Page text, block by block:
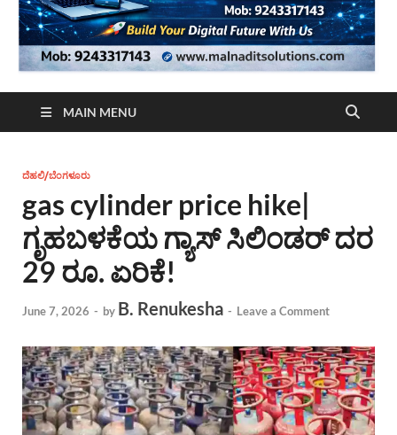
MAIN MENU
ದೆಹಲಿ/ಬೆಂಗಳೂರು
gas cylinder price hike|
ಗೃಹಬಳಕೆಯ ಗ್ಯಾಸ್ ಸಿಲಿಂಡರ್ ದರ
29 ರೂ. ಏರಿಕೆ!
June 7, 2026 - by B. Renukesha - Leave a Comment